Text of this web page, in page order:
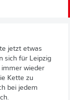
jetzt etwas
sich für Leipzig
immer wieder
Kette zu
bei jedem